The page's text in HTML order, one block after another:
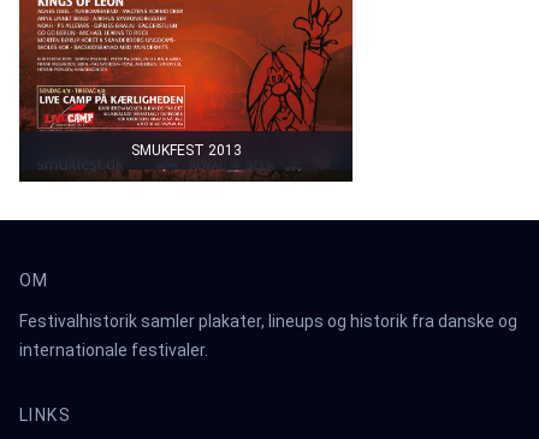
SMUKFEST 2013
OM
Festivalhistorik samler plakater, lineups og historik fra danske og
internationale festivaler.
LINKS